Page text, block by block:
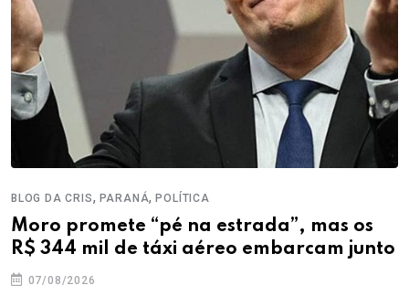
BLOG DA CRIS, PARANÁ,POLÍTICA
Moro promete “pé na estrada”, mas os
R$ 344 mil de táxi aéreo embarcam junto
07/08/2026